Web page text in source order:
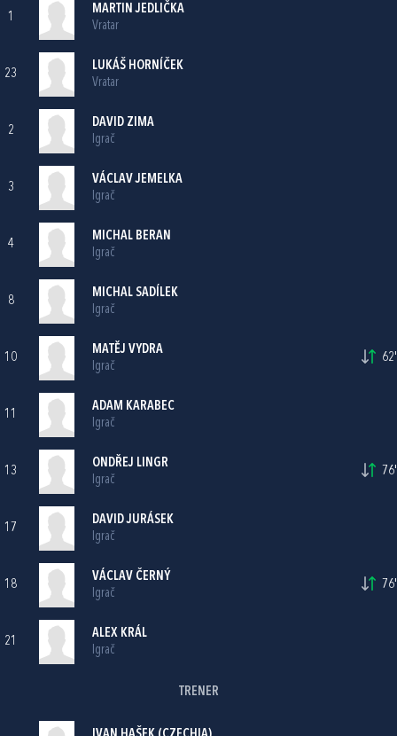
1
MARTIN JEDLIČKA
Vratar
23
LUKÁŠ HORNÍČEK
Vratar
2
DAVID ZIMA
Igrač
3
VÁCLAV JEMELKA
Igrač
4
MICHAL BERAN
Igrač
8
MICHAL SADÍLEK
Igrač
10
MATĚJ VYDRA
Igrač
62'
11
ADAM KARABEC
Igrač
13
ONDŘEJ LINGR
Igrač
76'
17
DAVID JURÁSEK
Igrač
18
VÁCLAV ČERNÝ
Igrač
76'
21
ALEX KRÁL
Igrač
TRENER